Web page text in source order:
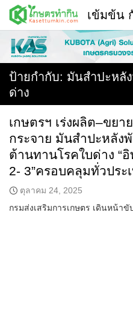
Skip
content
พืช
หน้าแรก
แวดวงเกษตร
ใคร ทำอะไร ที่ไหน
สถานีข่าววันนี้
เข้มข้น
ป้ายกำกับ: มันสำปะหลั
ด่าง
เกษตรฯ เร่งผลิต–ขยา
กระจาย มันสำปะหลัง
ต้านทานโรคใบด่าง “
2- 3”ครอบคลุมทั่วประ
ตุลาคม 24, 2025
กรมส่งเสริมการเกษตร เดินหน้า